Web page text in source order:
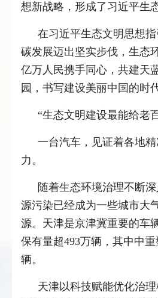
想新战略，形成了习近平生
在习近平生态文明思想
碳发展迈出坚实步伐，生态
亿万人民携手同心，共建天
园，书写建设美丽中国的时
“生态文明建设最能给老
一台汽车，见证着各地
力。
随着生态环境治理不断
源污染已经成为一些城市大
源。天津是京津冀重要的车
保有量超493万辆，其中中
辆。
天津以科技赋能优化治